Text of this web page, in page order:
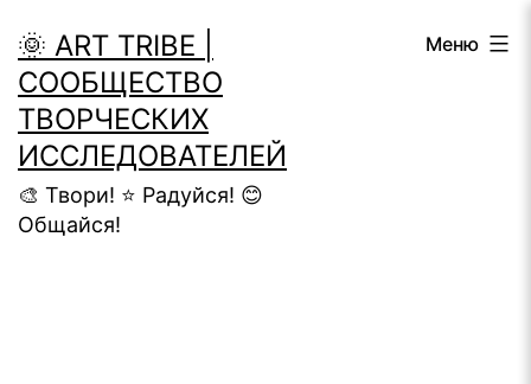
содержимому
🌞 ART TRIBE |
СООБЩЕСТВО
ТВОРЧЕСКИХ
ИССЛЕДОВАТЕЛЕЙ
🎨 Твори! ⭐ Радуйся! 😊
Общайся!
Меню